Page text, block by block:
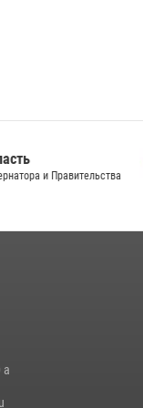
и Правительства
а